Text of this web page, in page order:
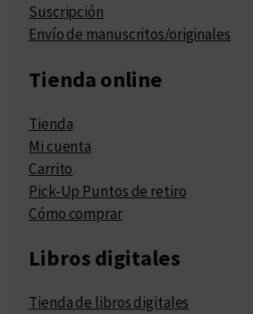
Suscripción
Envío de manuscritos/originales
Tienda online
Tienda
Mi cuenta
Carrito
Pick-Up Puntos de retiro
Cómo comprar
Libros digitales
Tienda de libros digitales